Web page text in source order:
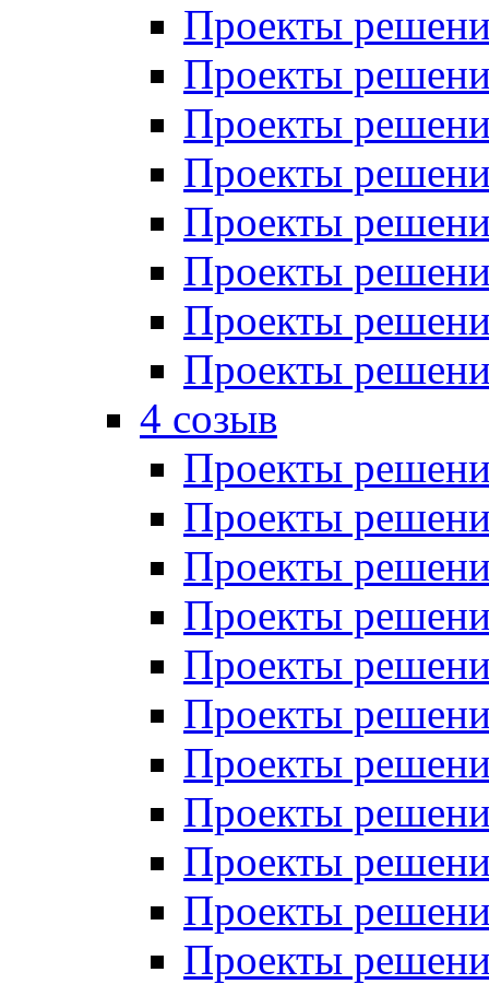
Проекты
Проекты
Проекты
Проекты
Проекты
Проекты
Проекты
Проекты
4 созыв
Проекты
Проекты
Проекты
Проекты
Проекты
Проекты
Проекты
Проекты
Проекты
Проекты
Проекты